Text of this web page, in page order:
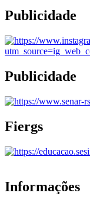
Publicidade
Publicidade
Fiergs
Informações